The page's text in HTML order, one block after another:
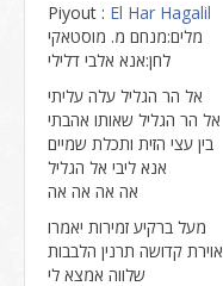
Piyout : El Har Hagalil
מלים:מנחם מ. מוסטאקי
לחן:אנא אלבי דלילי
אל הר הגליל עלה עליתי
אל הר הגליל שאותו אהבתי
בין עצי הזית ותכלת שמיים
אנא ליבי אל הגליל
אה אה אה אה
מעל ברקיע זמירות יאמרו
אוירת קדושה תרנין הלבבות